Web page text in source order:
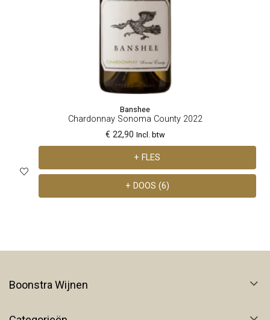
Banshee
Chardonnay Sonoma County 2022
€ 22,90 Incl. btw
+ FLES
+ DOOS (6)
Boonstra Wijnen